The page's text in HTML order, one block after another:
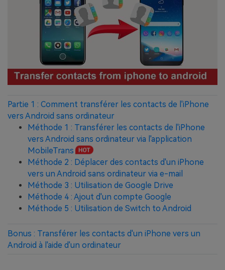
Partie 1 : Comment transférer les contacts de l'iPhone
vers Android sans ordinateur
Méthode 1 : Transférer les contacts de l'iPhone
vers Android sans ordinateur via l'application
MobileTrans
Méthode 2 : Déplacer des contacts d'un iPhone
vers un Android sans ordinateur via e-mail
Méthode 3 : Utilisation de Google Drive
Méthode 4 : Ajout d'un compte Google
Méthode 5 : Utilisation de Switch to Android
Bonus : Transférer les contacts d'un iPhone vers un
Android à l'aide d'un ordinateur